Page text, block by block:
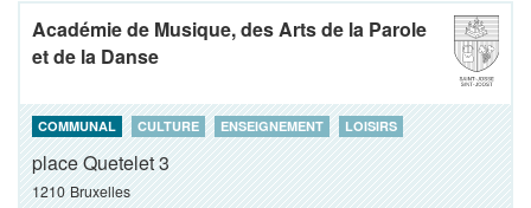
Académie de Musique, des Arts de la Parole
et de la Danse
COMMUNAL CULTURE ENSEIGNEMENT LOISIRS
place Quetelet 3
1210 Bruxelles